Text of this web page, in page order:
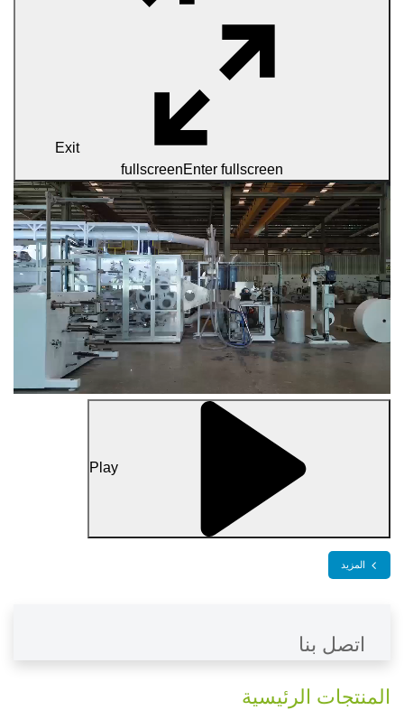
Exit
fullscreenEnter fullscreen
Play
المزيد
اتصل بنا
المنتجات الرئيسية